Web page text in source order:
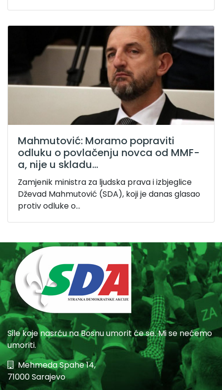
Mahmutović: Moramo popraviti
odluku o povlačenju novca od MMF-
a, nije u skladu...
Zamjenik ministra za ljudska prava i izbjeglice
Dževad Mahmutović (SDA), koji je danas glasao
protiv odluke o...
Sile koje nasrću na Bosnu umorit će se. Mi se nećemo
umoriti.
Mehmeda Spahe 14,
71000 Sarajevo